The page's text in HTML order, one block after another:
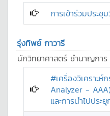
การเข้าร่วมประชุ
รุ่งทิพย์ กาวารี
นักวิทยาศาสตร์ ชำนาญการ
#เครื่องวิเคราะ
Analyzer -
และการนำไปประ